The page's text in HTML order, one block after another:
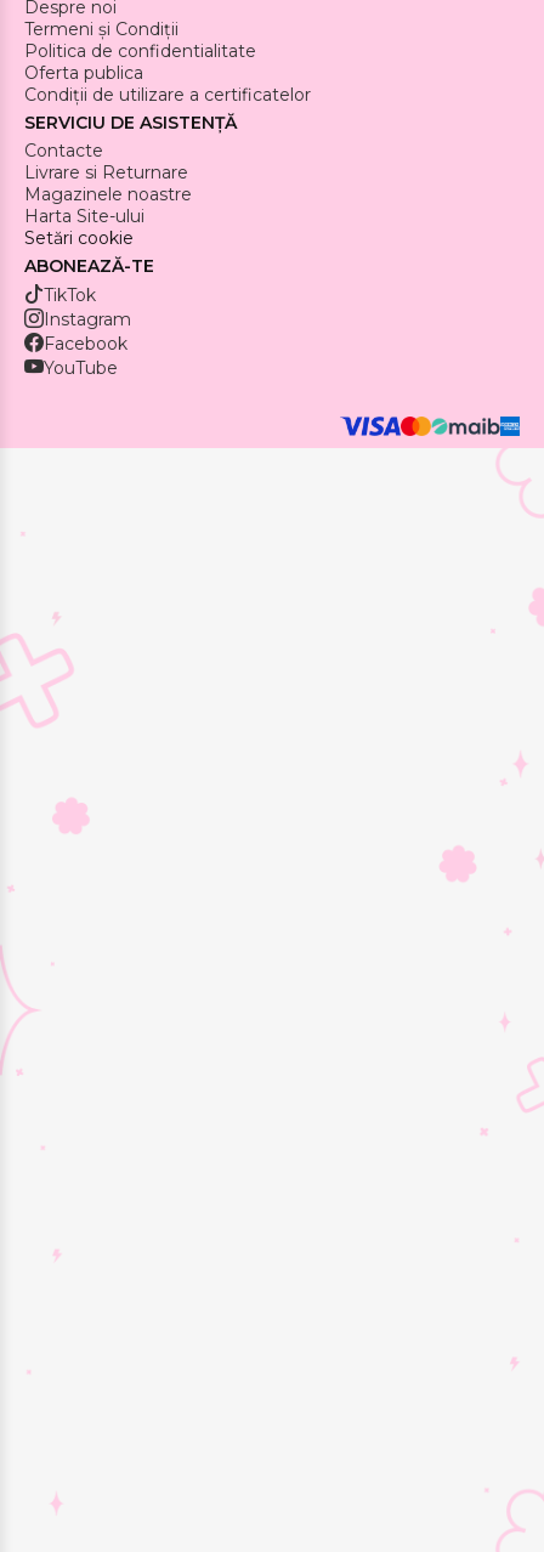
Despre noi
Termeni și Condiții
Politica de confidentialitate
Oferta publica
Condiții de utilizare a certificatelor
SERVICIU DE ASISTENȚĂ
Contacte
Livrare si Returnare
Magazinele noastre
Harta Site-ului
Setări cookie
ABONEAZĂ-TE
TikTok
Instagram
Facebook
YouTube